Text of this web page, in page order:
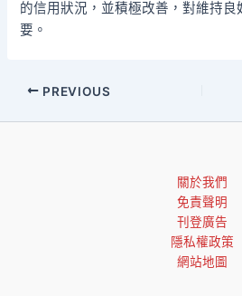
的信用狀況，並積極改善，對維持良
要。
PREVIOUS
關於我們
免責聲明
刊登廣告
隱私權政策
網站地圖